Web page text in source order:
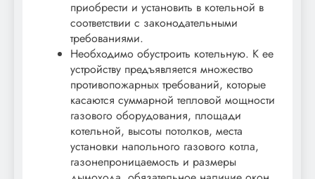
приобрести и установить в котельной в
соответствии с законодательными
требованиями.
Необходимо обустроить котельную. К ее
устройству предъявляется множество
противопожарных требований, которые
касаются суммарной тепловой мощности
газового оборудования, площади
котельной, высоты потолков, места
установки напольного газового котла,
газонепроницаемость и размеры